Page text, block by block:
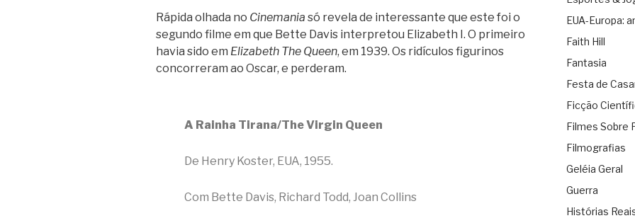
Rápida olhada no Cinemania só revela de interessante que este foi o
segundo filme em que Bette Davis interpretou Elizabeth I. O primeiro
havia sido em Elizabeth The Queen, em 1939. Os ridículos figurinos
concorreram ao Oscar, e perderam.
A Rainha Tirana/The Virgin Queen
De Henry Koster, EUA, 1955.
Com Bette Davis, Richard Todd, Joan Collins
EUA-Europa:
Faith Hill
Fantasia
Festa de
Ficção
Filmes Sobre
Filmografias
Geléia Geral
Guerra
Histórias